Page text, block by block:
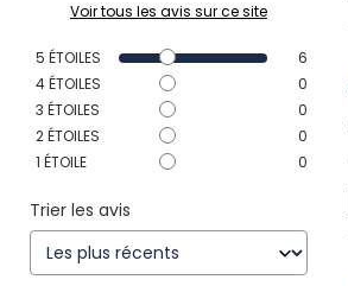
Voir tous les avis sur ce site
5 ÉTOILES
6
4ÉTOILES
0
3 ÉTOILES
0
2ÉTOILES
0
1 ÉTOILE 0
Trier les avis